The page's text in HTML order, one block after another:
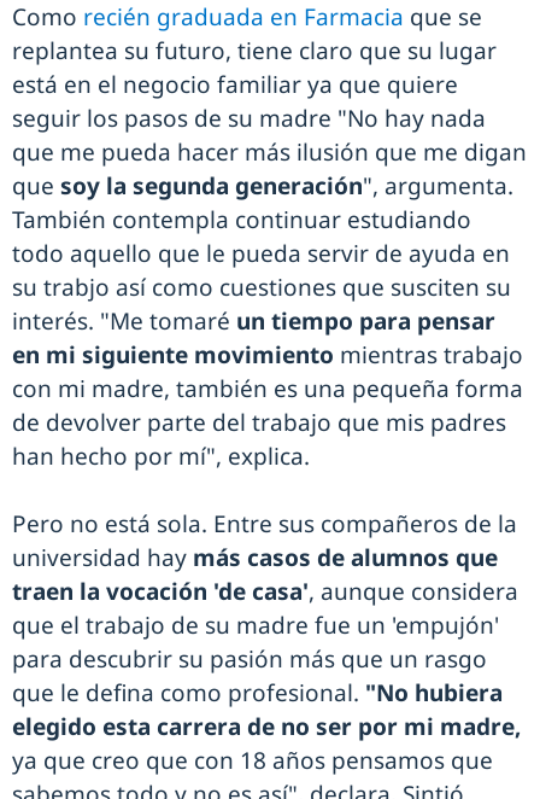
Como recién graduada en Farmacia que se
replantea su futuro, tiene claro que su lugar
está en el negocio familiar ya que quiere
seguir los pasos de su madre "No hay nada
que me pueda hacer más ilusión que me digan
que soy la segunda generación", argumenta.
También contempla continuar estudiando
todo aquello que le pueda servir de ayuda en
su trabjo así como cuestiones que susciten su
interés. "Me tomaré un tiempo para pensar
en mi siguiente movimiento mientras trabajo
con mi madre, también es una pequeña forma
de devolver parte del trabajo que mis padres
han hecho por mí", explica.
Pero no está sola. Entre sus compañeros de la
universidad hay más casos de alumnos que
traen la vocación 'de casa', aunque considera
que el trabajo de su madre fue un 'empujón'
para descubrir su pasión más que un rasgo
que le defina como profesional. "No hubiera
elegido esta carrera de no ser por mi madre,
ya que creo que con 18 años pensamos que